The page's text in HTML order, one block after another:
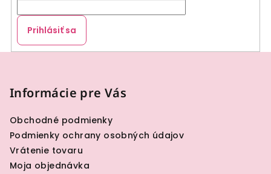
Prihlásiť sa
Informácie pre Vás
Obchodné podmienky
Podmienky ochrany osobných údajov
Vrátenie tovaru
Moja objednávka